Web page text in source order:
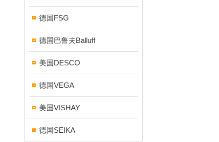
德国FSG
德国巴鲁夫Balluff
美国DESCO
德国VEGA
美国VISHAY
德国SEIKA